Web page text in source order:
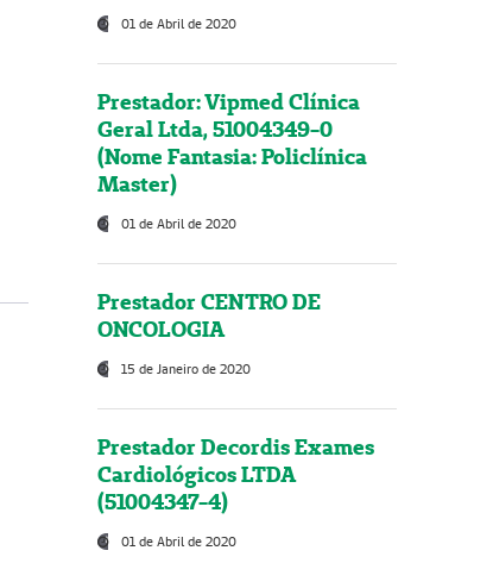
01 de Abril de 2020
Prestador: Vipmed Clínica
Geral Ltda, 51004349-0
(Nome Fantasia: Policlínica
Master)
01 de Abril de 2020
Prestador CENTRO DE
ONCOLOGIA
15 de Janeiro de 2020
Prestador Decordis Exames
Cardiológicos LTDA
(51004347-4)
01 de Abril de 2020